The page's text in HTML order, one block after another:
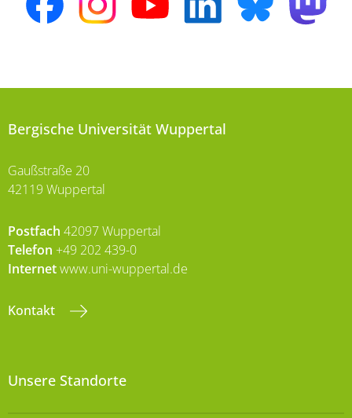
Bergische Universität Wuppertal
Gaußstraße 20
42119 Wuppertal
Postfach 42097 Wuppertal
Telefon +49 202 439-0
Internetwww.uni-wuppertal.de
Kontakt
Unsere Standorte